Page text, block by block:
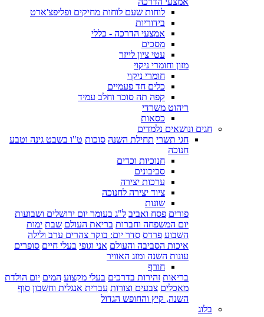
לוחות שעם לוחות מחיקים ופליפצ'ארט
בידוריות
אמצעי הדרכה - כללי
מסכים
עטי ציון לייזר
מזון וחומרי ניקוי
חומרי ניקוי
כלים חד פעמיים
קפה תה סוכר וחלב עמיד
ריהוט משרדי
כסאות
חגים ונושאים נלמדים
חגי תשרי תחילת השנה סוכות ט"ו בשבט גינה וטבע
חנוכה
חנוכיות וכדים
סביבונים
ערכות יצירה
ציוד יצירה לחנוכה
שונות
פורים פסח ואביב ל"ג בעומר יום ירושלים ושבועות
יום המשפחה וחברות בריאת העולם שבת ימות
השבוע פרדס סדר יום: בוקר צהרים ערב ולילה
איכות הסביבה והעולם אני וגופי בעלי חיים סופרים
עונות השנה ומזג האוויר
חורף
בריאות זהירות בדרכים בעלי מקצוע המים יום הולדת
מאכלים צבעים וצורות עברית אנגלית וחשבון סוף
השנה, קיץ והחופש הגדול
בלוג